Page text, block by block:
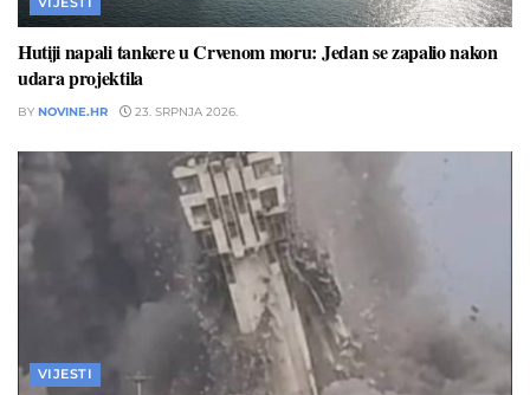
Hutiji napali tankere u Crvenom moru: Jedan se zapalio nakon
udara projektila
BY NOVINE.HR 23. SRPNJA 2026.
VIJESTI